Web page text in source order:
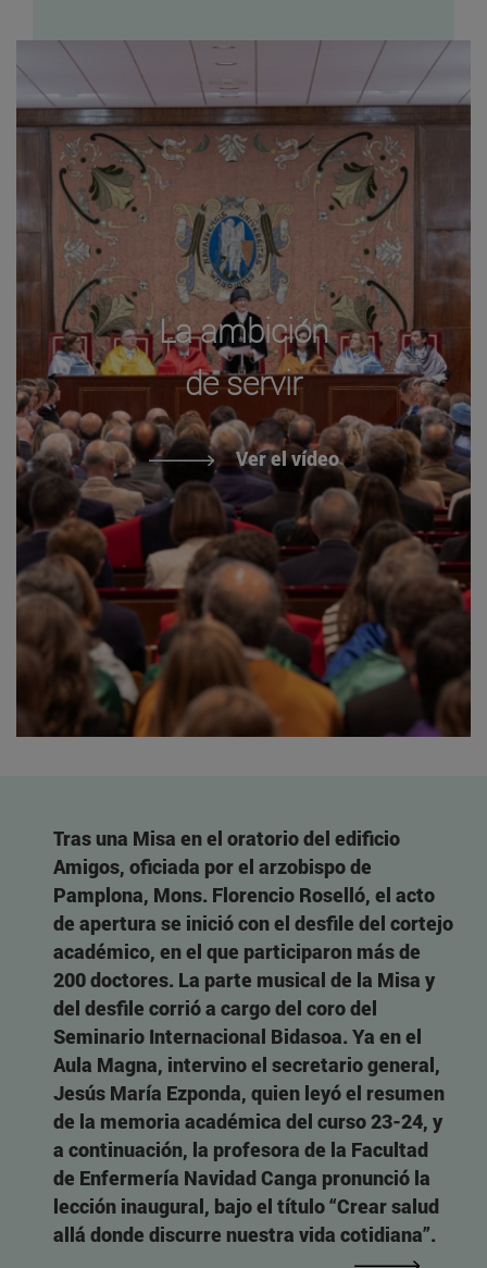
La ambición
de servir
Ver el vídeo
Tras una Misa en el oratorio del edificio
Amigos, oficiada por el arzobispo de
Pamplona, Mons. Florencio Roselló, el acto
de apertura se inició con el desfile del cortejo
académico, en el que participaron más de
200 doctores. La parte musical de la Misa y
del desfile corrió a cargo del coro del
Seminario Internacional Bidasoa. Ya en el
Aula Magna, intervino el secretario general,
Jesús María Ezponda, quien leyó el resumen
de la memoria académica del curso 23-24, y
a continuación, la profesora de la Facultad
de Enfermería Navidad Canga pronunció la
lección inaugural, bajo el título “Crear salud
allá donde discurre nuestra vida cotidiana”.